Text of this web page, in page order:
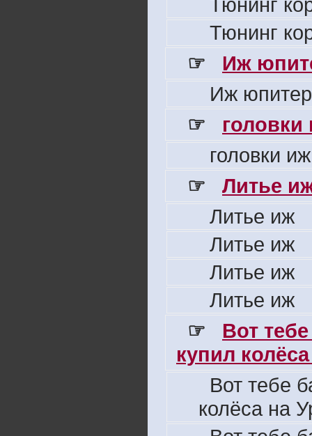
Тюнинг
☞
Иж
Иж
☞
головки
☞
Литье
Литье иж
Литье иж
Литье иж
Литье иж
☞
Вот
купил
Вот тебе
колёса на